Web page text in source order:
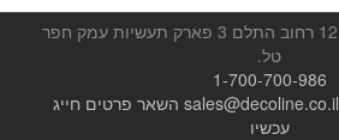
טל.
1-700-700-986
sales@decoline.co.il השאר פרטים חייג
עכשיו